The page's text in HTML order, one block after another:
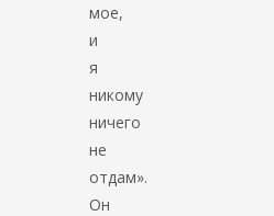
мое,
и
я
никому
ничего
не
отдам».
Он